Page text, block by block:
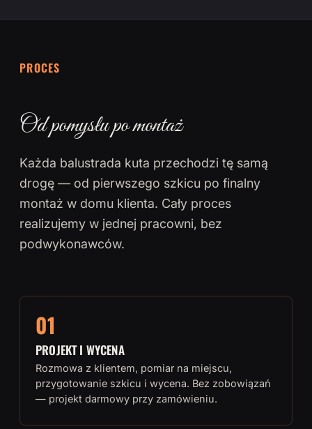
PROCES
Od pomysłu po montaż
Każda balustrada kuta przechodzi tę samą
drogę — od pierwszego szkicu po finalny
montaż w domu klienta. Cały proces
realizujemy w jednej pracowni, bez
podwykonawców.
01
PROJEKT I WYCENA
Rozmowa z klientem, pomiar na miejscu,
przygotowanie szkicu i wycena. Bez zobowiązań
— projekt darmowy przy zamówieniu.